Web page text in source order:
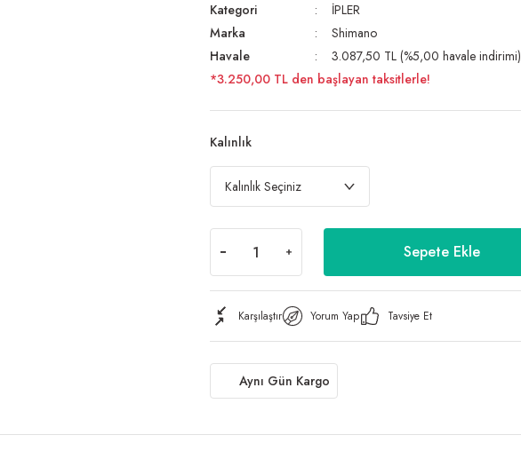
Kategori
İPLER
Marka
Shimano
Havale
3.087,50 TL (%5,00 havale indirimi)
*3.250,00 TL den başlayan taksitlerle!
Kalınlık
Sepete Ekle
Karşılaştır Yorum Yap Tavsiye Et
Aynı Gün Kargo